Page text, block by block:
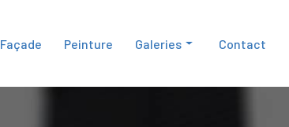
Façade Peinture Galeries Contact